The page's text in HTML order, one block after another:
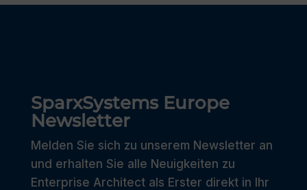
SparxSystems Europe
Newsletter
Melden Sie sich zu unserem Newsletter an
und erhalten Sie alle Neuigkeiten zu
Enterprise Architect als Erster direkt in Ihr